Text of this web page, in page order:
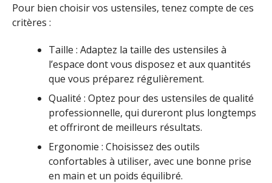
Pour bien choisir vos ustensiles, tenez compte de ces
critères :
Taille : Adaptez la taille des ustensiles à
l’espace dont vous disposez et aux quantités
que vous préparez régulièrement.
Qualité : Optez pour des ustensiles de qualité
professionnelle, qui dureront plus longtemps
et offriront de meilleurs résultats.
Ergonomie : Choisissez des outils
confortables à utiliser, avec une bonne prise
en main et un poids équilibré.